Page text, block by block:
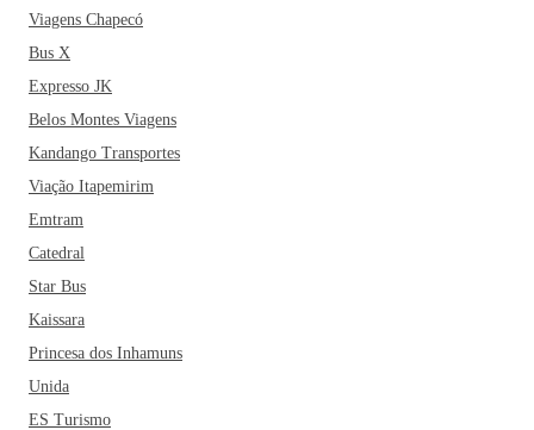
Viagens Chapecó
Bus X
Expresso JK
Belos Montes Viagens
Kandango Transportes
Viação Itapemirim
Emtram
Catedral
Star Bus
Kaissara
Princesa dos Inhamuns
Unida
ES Turismo